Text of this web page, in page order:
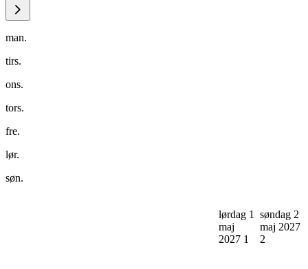
man.
tirs.
ons.
tors.
fre.
lør.
søn.
lørdag 1
maj
2027 1
søndag 2
maj 2027
2